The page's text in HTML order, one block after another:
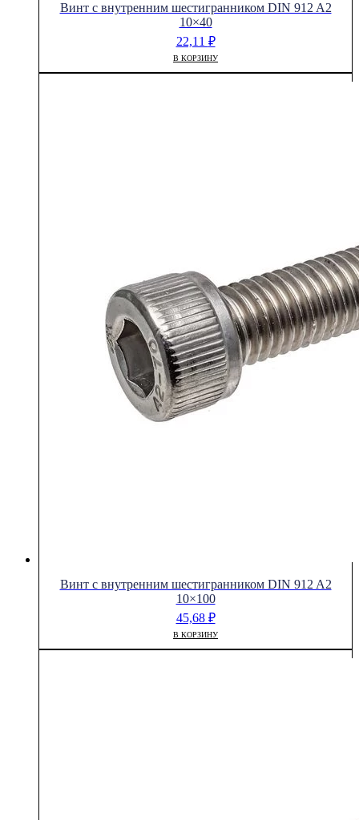
Винт с внутренним шестигранником DIN 912 A2
10×40
22,11 ₽
В КОРЗИНУ
Винт с внутренним шестигранником DIN 912 A2
10×100
45,68 ₽
В КОРЗИНУ